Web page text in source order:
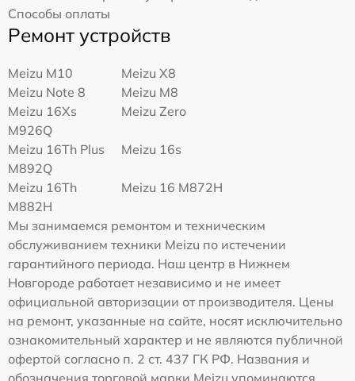
Способы оплаты
Ремонт устройств
Meizu M10
Meizu X8
Meizu Note 8
Meizu M8
Meizu 16Xs
M926Q
Meizu Zero
Meizu 16Th Plus
M892Q
Meizu 16s
Meizu 16Th
M882H
Meizu 16 M872H
Мы занимаемся ремонтом и техническим
обслуживанием техники Meizu по истечении
гарантийного периода. Наш центр в Нижнем
Новгороде работает независимо и не имеет
официальной авторизации от производителя. Цены
на ремонт, указанные на сайте, носят исключительно
ознакомительный характер и не являются публичной
офертой согласно п. 2 ст. 437 ГК РФ. Названия и
обозначения торговой марки Meizu упоминаются